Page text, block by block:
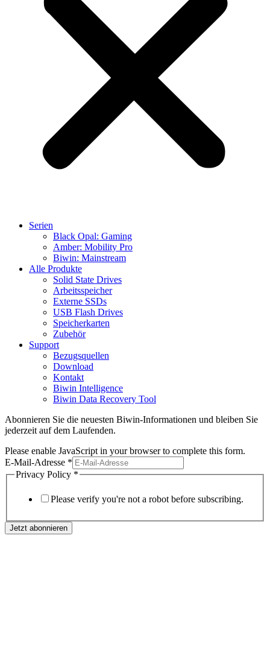
Serien
Black Opal: Gaming
Amber: Mobility Pro
Biwin: Mainstream
Alle Produkte
Solid State Drives
Arbeitsspeicher
Externe SSDs
USB Flash Drives
Speicherkarten
Zubehör
Support
Bezugsquellen
Download
Kontakt
Biwin Intelligence
Biwin Data Recovery Tool
Abonnieren Sie die neuesten Biwin-Informationen und bleiben Sie
jederzeit auf dem Laufenden.
Please enable JavaScript in your browser to complete this form.
E-Mail-Adresse *
Privacy Policy *
Please verify you're not a robot before subscribing.
Jetzt abonnieren